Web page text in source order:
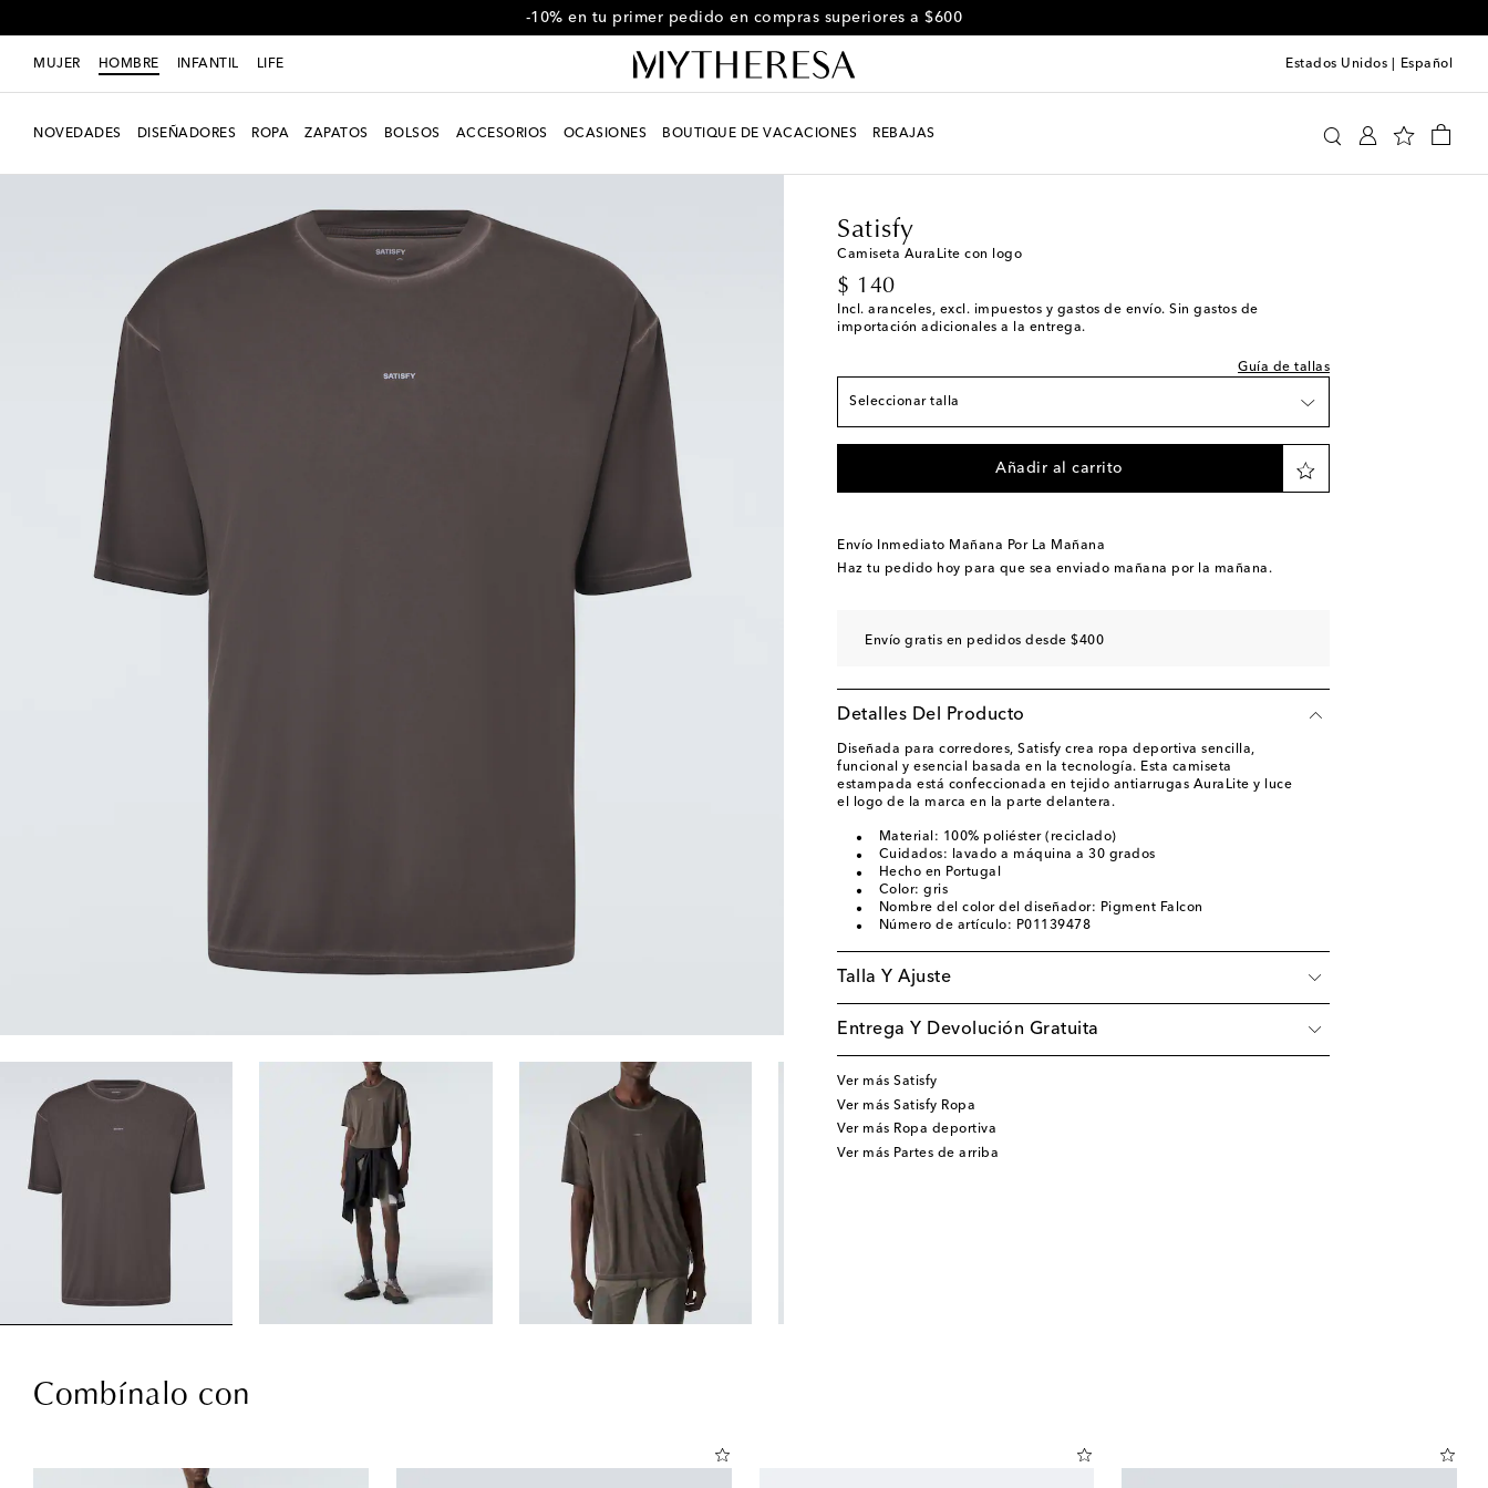
-10% en tu primer pedido en compras superiores a $600
MUJER HOMBRE INFANTIL LIFE Estados Unidos Español
NOVEDADES DISEÑADORES ROPA ZAPATOS BOLSOS ACCESORIOS OCASIONES BOUTIQUE DE VACACIONES REBAJAS
Satisfy
Camiseta AuraLite con logo
$ 140
original price
Incl. aranceles, excl. impuestos y gastos de envío. Sin gastos de
importación adicionales a la entrega.
Guía de tallas
Seleccionar talla
El tamaño corresponde a la talla
Pocas unidades
M
XL Pocas unidades
Añadir al carrito
Envío Inmediato Mañana Por La Mañana
Haz tu pedido hoy para que sea enviado mañana por la mañana.
Envío gratis en pedidos desde $400
Detalles Del Producto
Diseñada para corredores, Satisfy crea ropa deportiva sencilla,
funcional y esencial basada en la tecnología. Esta camiseta
estampada está confeccionada en tejido antiarrugas AuraLite y luce
el logo de la marca en la parte delantera.
Material: 100% poliéster (reciclado)
Cuidados: lavado a máquina a 30 grados
Hecho en Portugal
Color: gris
Nombre del color del diseñador: Pigment Falcon
Número de artículo: P01139478
Talla Y Ajuste
Entrega Y Devolución Gratuita
Ver más Satisfy
Ver más Satisfy Ropa
Ver más Ropa deportiva
Ver más Partes de arriba
Combínalo con